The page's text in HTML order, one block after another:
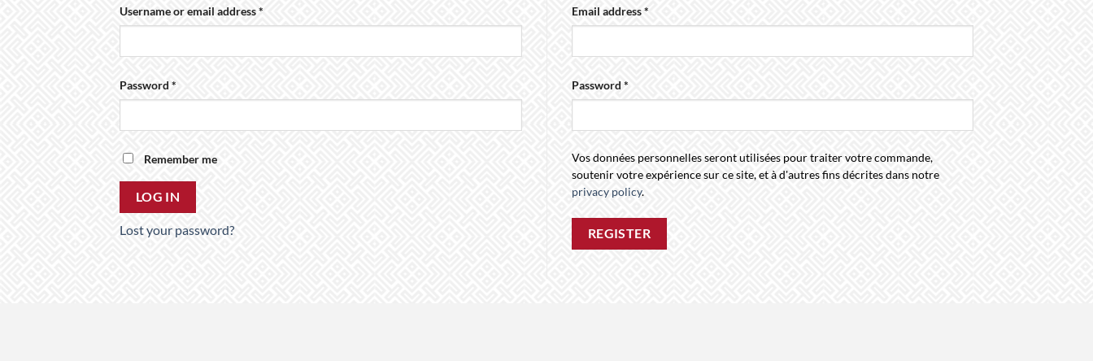
Username or email address*
Password *
Remember me
LOG IN
Lost your password?
Email address*
Password *
Vos données personnelles seront utilisées pour traiter votre commande,
soutenir votre expérience sur ce site, et à d'autres fins décrites dans notre
privacy policy.
REGISTER